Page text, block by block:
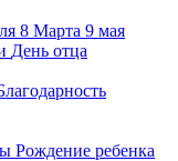
8 Марта 9 мая
День отца
Рождение ребенка